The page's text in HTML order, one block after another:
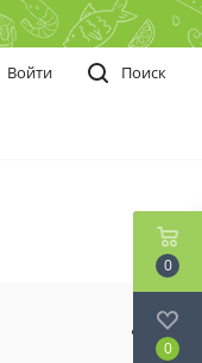
Поиск
Войти
0
0